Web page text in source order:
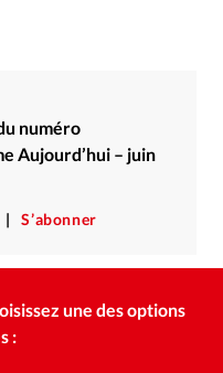
numéro
Aujourd’hui – juin
S’abonner
une des options
: